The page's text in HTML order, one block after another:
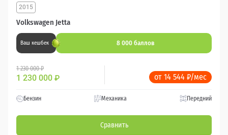
Volkswagen Jetta
2015
Ваш кешбек 8 000 баллов
1 230 000 ₽
1 230 000 ₽ от 14 544 ₽/мес
Бензин Механика Передний
Сравнить